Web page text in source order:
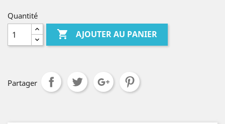
Quantité
 AJOUTER AU PANIER
Partager